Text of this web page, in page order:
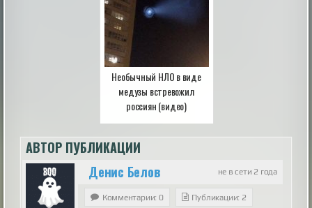
Необычный НЛО в виде
медузы встревожил
россиян (видео)
АВТОР ПУБЛИКАЦИИ
не в сети 2 года
Денис Белов
Комментарии: 0 Публикации: 2